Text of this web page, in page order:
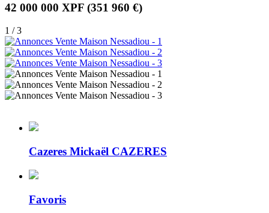
42 000 000 XPF (351 960 €)
1 / 3
Cazeres Mickaël CAZERES
Favoris